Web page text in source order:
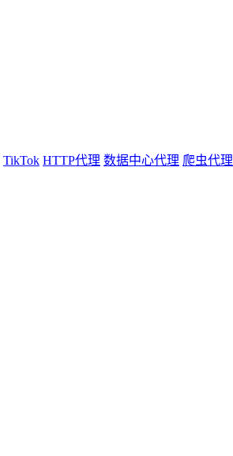
TikTok HTTP代理 数据中心代理 爬虫代理